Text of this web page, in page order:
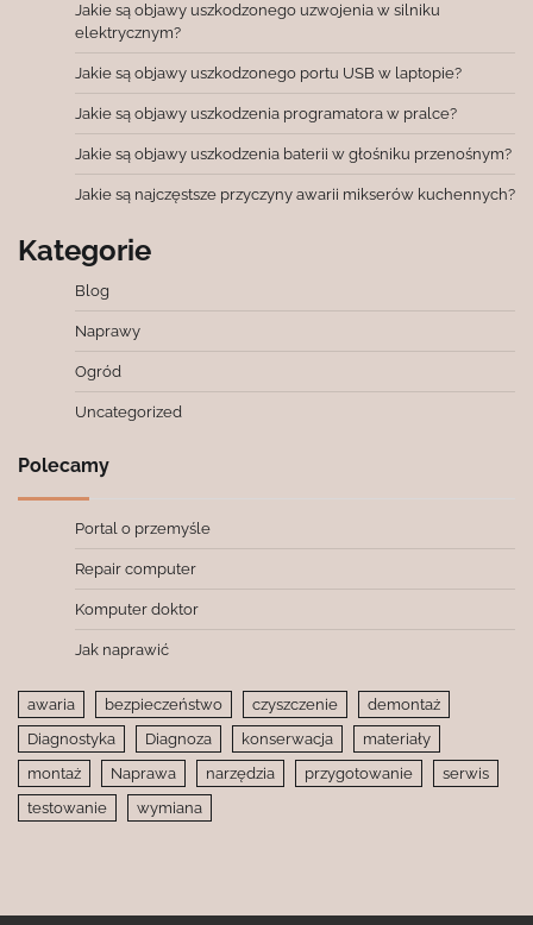
Jakie są objawy uszkodzonego uzwojenia w silniku
elektrycznym?
Jakie są objawy uszkodzonego portu USB w laptopie?
Jakie są objawy uszkodzenia programatora w pralce?
Jakie są objawy uszkodzenia baterii w głośniku przenośnym?
Jakie są najczęstsze przyczyny awarii mikserów kuchennych?
Kategorie
Blog
Naprawy
Ogród
Uncategorized
Polecamy
Portal o przemyśle
Repair computer
Komputer doktor
Jak naprawić
awaria bezpieczeństwo czyszczenie
demontaż
Diagnostyka
Diagnoza konserwacja
materiały
montaż
Naprawa narzędzia przygotowanie
serwis
testowanie
wymiana